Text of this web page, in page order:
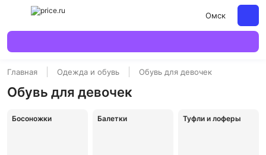
Омск
Главная Одежда и обувь Обувь для девочек
Обувь для девочек
Босоножки Балетки Туфли и лоферы